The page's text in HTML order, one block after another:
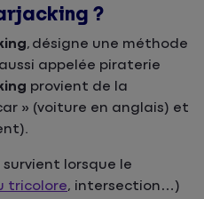
?
, désigne une méthode
appelée piraterie
provient de la
» (voiture en anglais) et
survient lorsque le
tricolore, intersection…)